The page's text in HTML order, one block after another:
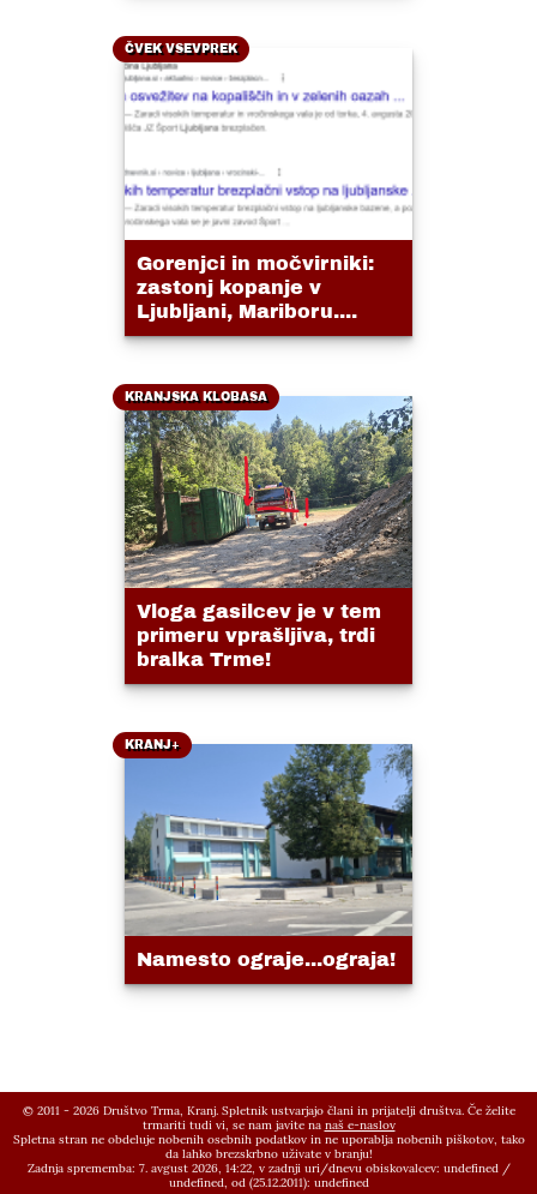
ČVEK VSEVPREK
Gorenjci in močvirniki:
zastonj kopanje v
Ljubljani, Mariboru....
KRANJSKA KLOBASA
Vloga gasilcev je v tem
primeru vprašljiva, trdi
bralka Trme!
KRANJ+
Namesto ograje...ograja!
© 2011 - 2026 Društvo Trma, Kranj. Spletnik ustvarjajo člani in prijatelji društva. Če želite
trmariti tudi vi, se nam javite na naš e-naslov
Spletna stran ne obdeluje nobenih osebnih podatkov in ne uporablja nobenih piškotov, tako
da lahko brezskrbno uživate v branju!
Zadnja sprememba: 7. avgust 2026, 14:22, v zadnji uri/dnevu obiskovalcev: undefined/
undefined, od (25.12.2011): undefined